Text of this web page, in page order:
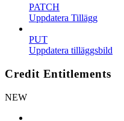
PATCH
Uppdatera Tillägg
PUT
Uppdatera tilläggsbild
Credit Entitlements
NEW